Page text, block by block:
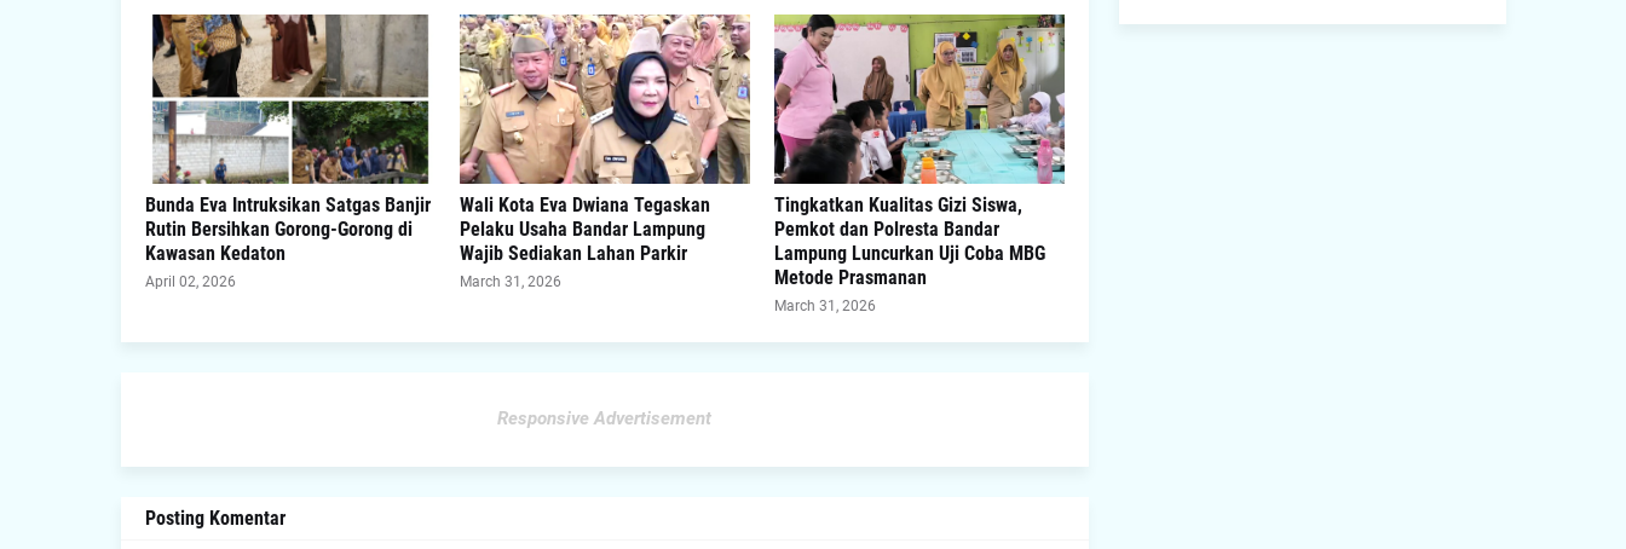
Bunda Eva Intruksikan Satgas Banjir
Rutin Bersihkan Gorong-Gorong di
Kawasan Kedaton
April 02, 2026
Wali Kota Eva Dwiana Tegaskan
Pelaku Usaha Bandar Lampung
Wajib Sediakan Lahan Parkir
March 31, 2026
Tingkatkan Kualitas Gizi Siswa,
Pemkot dan Polresta Bandar
Lampung Luncurkan Uji Coba MBG
Metode Prasmanan
March 31, 2026
Responsive Advertisement
Posting Komentar